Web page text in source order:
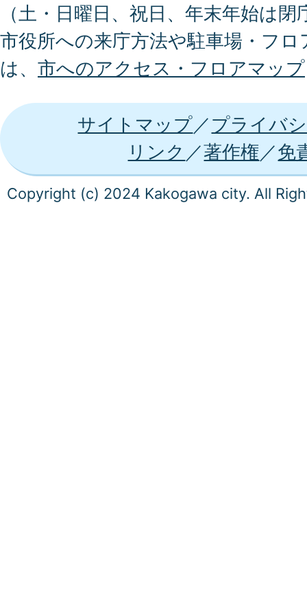
（土・日曜日、祝日、年末年始は閉
市役所への来庁方法や駐車場・フ
は、 市へのアクセス・フロアマップ
サイトマップ
プライバ
リンク
著作権 免
Copyright (c) 2024 Kakogawa city. All